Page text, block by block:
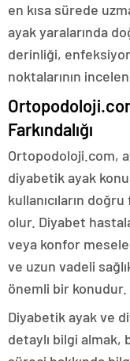
en kısa sürede
ayak yaralarında
derinliği,
noktalarının
Farkındalığı
Ortopodoloji.com,
diyabetik ayak
kullanıcıların doğru
olur. Diyabet
veya konfor
ve uzun vadeli
önemli bir konudur.
Diyabetik ayak ve
detaylı bilgi almak,